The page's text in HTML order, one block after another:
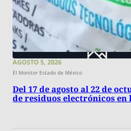
AGOSTO 5, 2026
El Monitor Estado de México
Del 17 de agosto al 22 de
de residuos electrónicos en